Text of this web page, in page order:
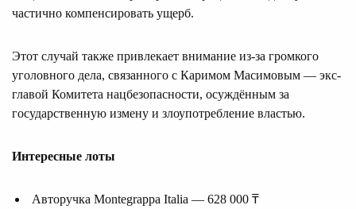
частично компенсировать ущерб.
Этот случай также привлекает внимание из-за громкого
уголовного дела, связанного с Каримом Масимовым — экс-
главой Комитета нацбезопасности, осуждённым за
государственную измену и злоупотребление властью.
Интересные лоты
Авторучка Montegrappa Italia — 628 000 ₸